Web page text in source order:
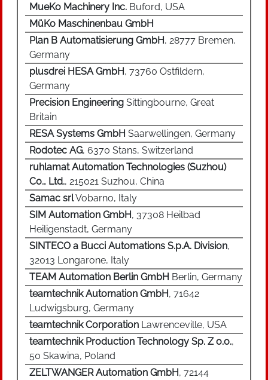
MueKo Machinery Inc. Buford, USA
MüKo Maschinenbau GmbH
Plan B Automatisierung GmbH, 28777 Bremen,
Germany
plusdrei HESA GmbH, 73760 Ostfildern,
Germany
Precision Engineering Sittingbourne, Great
Britain
RESA Systems GmbH Saarwellingen, Germany
Rodotec AG, 6370 Stans, Switzerland
ruhlamat Automation Technologies (Suzhou)
Co., Ltd., 215021 Suzhou, China
Samac srlVobarno, Italy
SIM Automation GmbH, 37308 Heilbad
Heiligenstadt, Germany
SINTECO a Bucci Automations S.p.A. Division,
32013 Longarone, Italy
TEAM Automation Berlin GmbH Berlin, Germany
teamtechnik Automation GmbH, 71642
Ludwigsburg, Germany
teamtechnik Corporation Lawrenceville, USA
teamtechnik Production Technology Sp. Z o.o.,
50 Skawina, Poland
ZELTWANGER Automation GmbH, 72144